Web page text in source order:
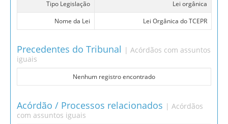
Tipo Legislação
Lei orgânica
Nome da Lei
Lei Orgânica do TCEPR
Precedentes do Tribunal | Acórdãos com assuntos
iguais
Nenhum registro encontrado
Acórdão / Processos relacionados | Acórdãos
com assuntos iguais